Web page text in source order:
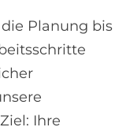
Planung bis
Ihre